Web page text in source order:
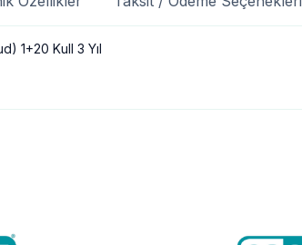
1+20 Kull 3 Yıl